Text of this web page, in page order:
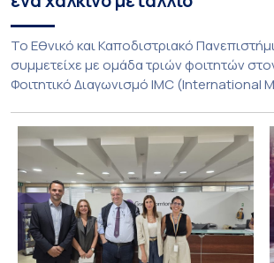
To Εθνικό και Καποδιστριακό
συμμετείχε με ομάδα τριών φοιτητών
Φοιτητικό Διαγωνισμό IMC (International
Ιουλίου στο Blagoevgrad της
συμμετείχαν 447 φοιτητές
πανεπιστήμια από 46 χώρες. Από την
επίσης το Εθνικό Μετσόβιο
Πανεπιστήμιο […]